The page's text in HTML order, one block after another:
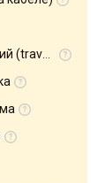
adapter)